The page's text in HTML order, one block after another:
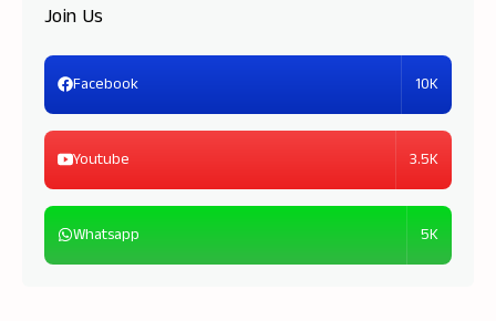
Join Us
Facebook 10K
Youtube 3.5K
Whatsapp 5K